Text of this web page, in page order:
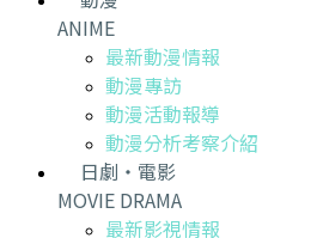
ANIME
最新動漫情報
動漫專訪
動漫活動報導
動漫分析考察介紹
日劇・電影
MOVIE DRAMA
最新影視情報